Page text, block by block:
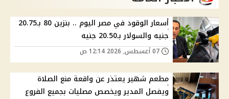
أسعار الوقود في مصر اليوم .. بنزين 80 بـ20.75
جنيه والسولار بـ20.50 جنيه
مطعم شهير يعتذر عن واقعة منع الصلاة
ويفصل المدير ويخصص مصليات بجميع الفروع